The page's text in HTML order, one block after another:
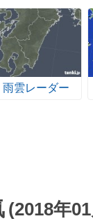
雨雲レーダー
(2018年